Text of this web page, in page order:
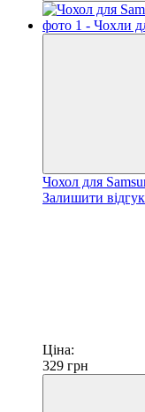
Чохол для
Залишити відгук
Ціна:
329 грн